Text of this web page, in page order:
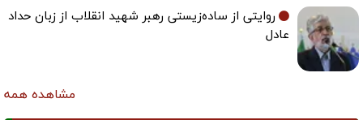
روایتی از ساده‌زیستی رهبر شهید انقلاب از زبان حداد
عادل
مشاهده همه